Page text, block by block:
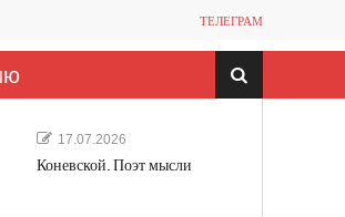
ТЕЛЕГРАМ
17.07.2026
Коневской. Поэт мысли